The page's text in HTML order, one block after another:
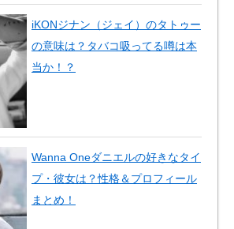
iKONジナン（ジェイ）のタトゥー
の意味は？タバコ吸ってる噂は本
当か！？
Wanna Oneダニエルの好きなタイ
プ・彼女は？性格＆プロフィール
まとめ！